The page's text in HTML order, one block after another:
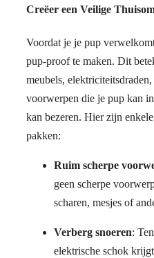
Creëer een Veilige
Voordat je je pup
pup-proof te maken. Dit
meubels,
voorwerpen die je pup kan
kan bezeren. Hier zijn
pakken:
Ruim scherpe
geen scherpe
scharen, mesjes of
Verberg snoeren:
elektrische schok